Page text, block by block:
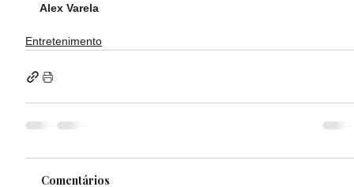
Alex Varela
Entretenimento
Comentários